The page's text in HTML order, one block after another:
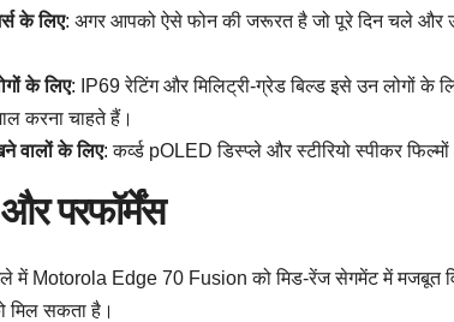
के लिए: अगर आपको ऐसे फोन की जरूरत है जो पूरे दिन चले और
के लिए: IP69 रेटिंग और मिलिट्री-ग्रेड बिल्ड इसे उन लोगों के
करना चाहते हैं।
वालों के लिए: कर्व्ड pOLED डिस्प्ले और स्टीरियो स्पीकर
परफॉर्मेंस
में Motorola Edge 70 Fusion को मिड-रेंज सेगमेंट में मजबूत
मिल सकता है।